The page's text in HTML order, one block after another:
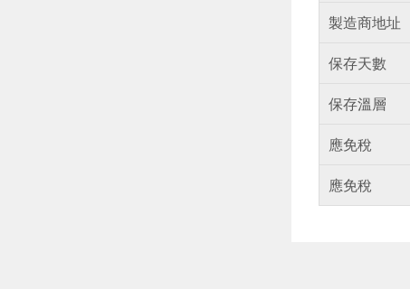
製造商地址
保存天數
保存溫層
應免稅
應免稅